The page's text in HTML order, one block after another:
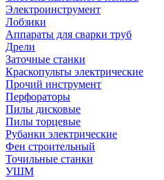
Электроинструмент
Лобзики
Аппараты для сварки труб
Дрели
Заточные станки
Краскопульты электрические
Прочий инструмент
Перфораторы
Пилы дисковые
Пилы торцевые
Рубанки электрические
Фен строительный
Точильные станки
УШМ